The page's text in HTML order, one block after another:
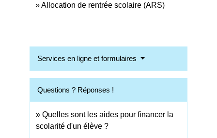
Allocation de rentrée scolaire (ARS)
Services en ligne et formulaires
Questions ? Réponses !
Quelles sont les aides pour financer la
scolarité d'un élève ?